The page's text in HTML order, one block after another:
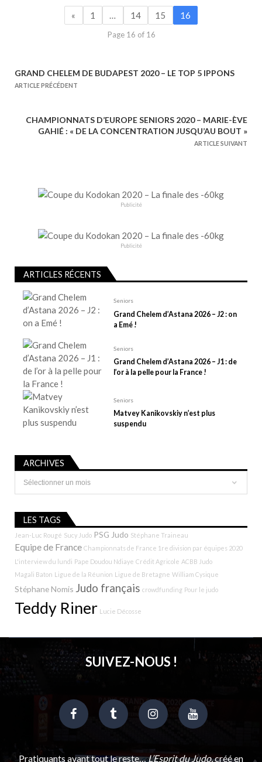
« 1 14 15 16
Page 16 of 16
N
l
’
GRAND CHELEM DE BUDAPEST 2020 – LE TOP 5 IPPONS
ARTICLE PRÉCÉDENT
CHAMPIONNATS D’EUROPE SENIORS 2020 – MARIE-ÈVE
GAHIÉ : « DE LA CONCENTRATION JUSQU’AU BOUT »
ARTICLE SUIVANT
Publicité
Publicité
ARTICLES RÉCENTS
Seniors
Grand Chelem d’Astana 2026 – J2 : on
a Emé !
Seniors
Grand Chelem d’Astana 2026 – J1 : de
l’or à la pelle pour la France !
Seniors
Matvey Kanikovskiy n’est plus
suspendu
ARCHIVES
Archives
LES TAGS
Jean-Luc Rougé Sucy Judo PSG Judo Stéphane Traineau
Equipe de France Championnats de France 1re division par équipes 2020
L'interview du lundi Pape Doudou Ndiaye Crédit Agricole ACBB Judo
Magali Baton Ligue de la Réunion Ligue de Bretagne William Cysique
Stéphane Nomis Judo français crowdfunding Pour le judo
Teddy Riner Lucie Décosse
SUIVEZ-NOUS !
Pratiquants avant tout le reste…L’Esprit du Judo, créé en